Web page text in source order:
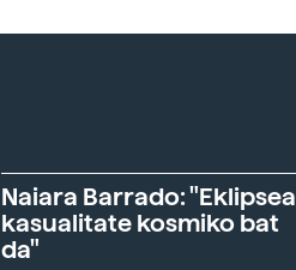
Naiara Barrado: "Eklipsea
kasualitate kosmiko bat
da"